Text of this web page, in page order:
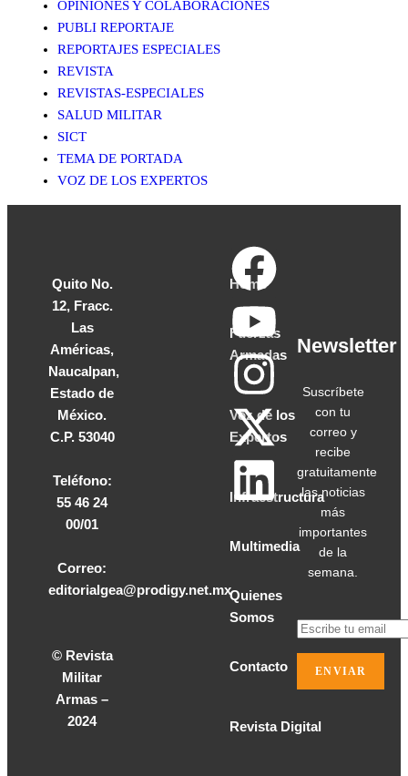
OPINIONES Y COLABORACIONES
PUBLI REPORTAJE
REPORTAJES ESPECIALES
REVISTA
REVISTAS-ESPECIALES
SALUD MILITAR
SICT
TEMA DE PORTADA
VOZ DE LOS EXPERTOS
Quito No.
12, Fracc.
Las
Américas,
Naucalpan,
Estado de
México.
C.P. 53040
Teléfono:
55 46 24
00/01
Correo:
editorialgea@prodigy.net.mx
© Revista
Militar
Armas –
2024
Home
Fuerzas
Armadas
Voz de los
Expertos
Infraestructura
Multimedia
Quienes
Somos
Contacto
Revista Digital
Newsletter
Suscríbete
con tu
correo y
recibe
gratuitamente
las noticias
más
importantes
de la
semana.